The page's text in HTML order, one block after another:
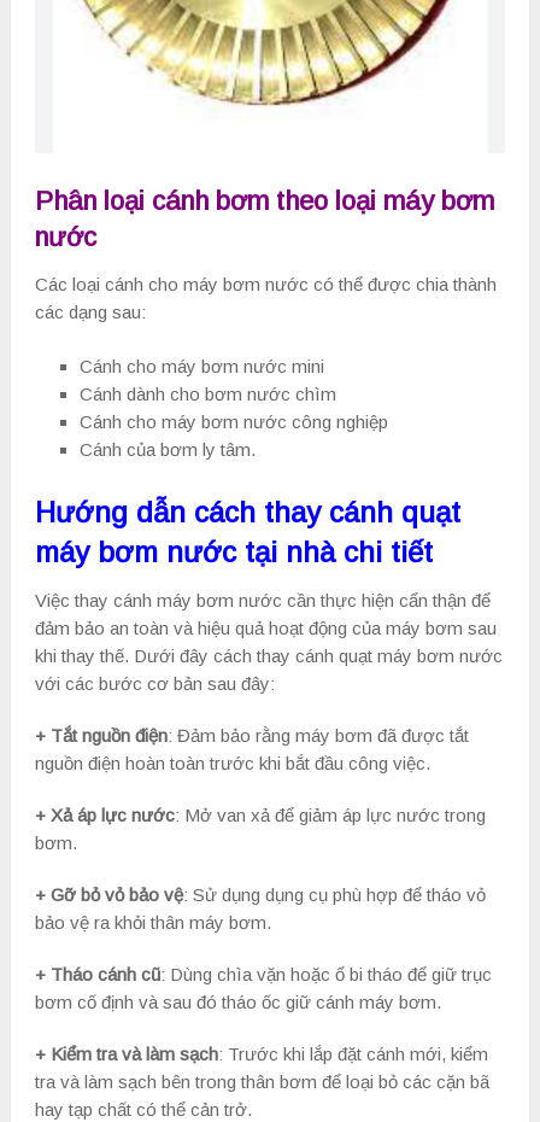
Phân loại cánh bơm theo loại máy bơm
nước
Các loại cánh cho máy bơm nước có thể được chia thành
các dạng sau:
Cánh cho máy bơm nước mini
Cánh dành cho bơm nước chìm
Cánh cho máy bơm nước công nghiệp
Cánh của bơm ly tâm.
Hướng dẫn cách thay cánh quạt
máy bơm nước tại nhà chi tiết
Việc thay cánh máy bơm nước cần thực hiện cẩn thận để
đảm bảo an toàn và hiệu quả hoạt động của máy bơm sau
khi thay thế. Dưới đây cách thay cánh quạt máy bơm nước
với các bước cơ bản sau đây:
+ Tắt nguồn điện: Đảm bảo rằng máy bơm đã được tắt
nguồn điện hoàn toàn trước khi bắt đầu công việc.
+ Xả áp lực nước: Mở van xả để giảm áp lực nước trong
bơm.
+ Gỡ bỏ vỏ bảo vệ: Sử dụng dụng cụ phù hợp để tháo vỏ
bảo vệ ra khỏi thân máy bơm.
+ Tháo cánh cũ: Dùng chìa vặn hoặc ổ bi tháo để giữ trục
bơm cố định và sau đó tháo ốc giữ cánh máy bơm.
+ Kiểm tra và làm sạch: Trước khi lắp đặt cánh mới, kiểm
tra và làm sạch bên trong thân bơm để loại bỏ các cặn bã
hay tạp chất có thể cản trở.